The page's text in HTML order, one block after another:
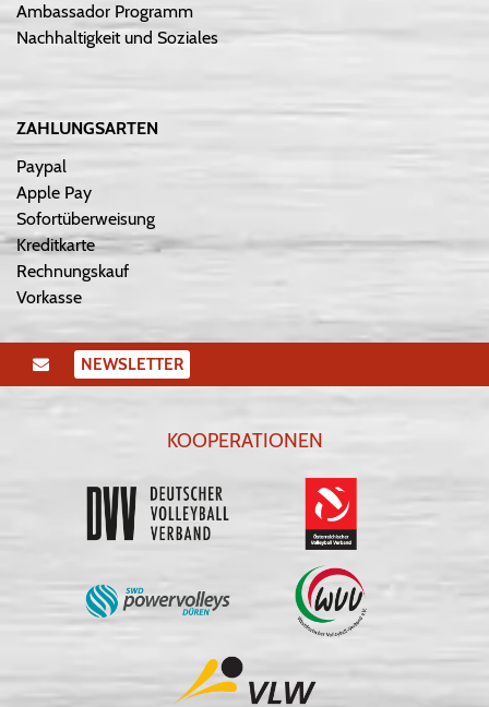
Ambassador Programm
Nachhaltigkeit und Soziales
ZAHLUNGSARTEN
Paypal
Apple Pay
Sofortüberweisung
Kreditkarte
Rechnungskauf
Vorkasse
NEWSLETTER
KOOPERATIONEN